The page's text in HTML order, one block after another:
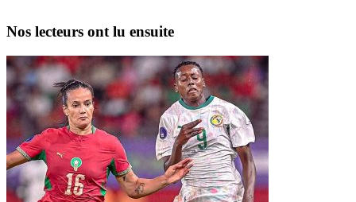
Nos lecteurs ont lu ensuite